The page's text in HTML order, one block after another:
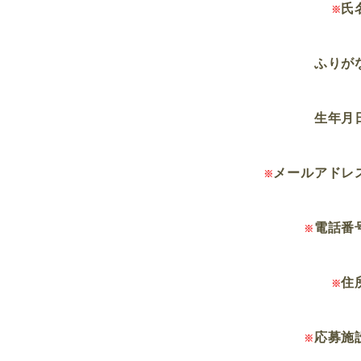
※ 氏
ふりが
生年月
※ メールアドレ
※ 電話番
※住
※ 応募施